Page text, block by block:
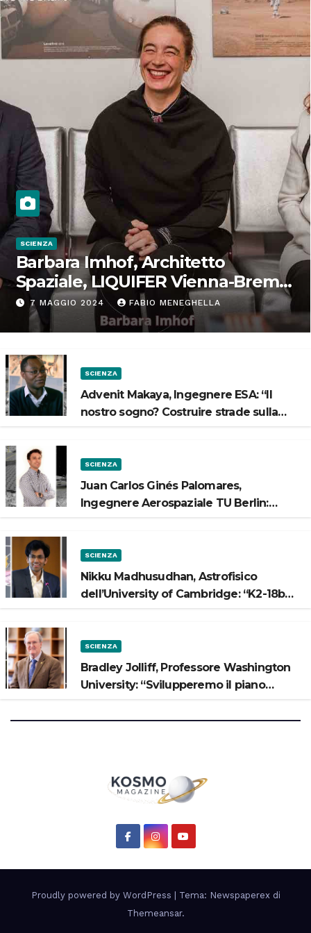
SCIENZA
Barbara Imhof, Architetto
Spaziale, LIQUIFER Vienna-Brema:
“Progettiamo habitat per lo
Spazio”
7 MAGGIO 2024 FABIO MENEGHELLA
SCIENZA
Advenit Makaya, Ingegnere ESA: “Il
nostro sogno? Costruire strade sulla
SCIENZA
Juan Carlos Ginés Palomares,
Ingegnere Aerospaziale TU Berlin:
SCIENZA
Nikku Madhusudhan, Astrofisico
dell’University of Cambridge: “K2-18b
SCIENZA
Bradley Jolliff, Professore Washington
University: “Svilupperemo il piano
Proudly powered by WordPress
Tema: Newspaperex di
Themeansar.